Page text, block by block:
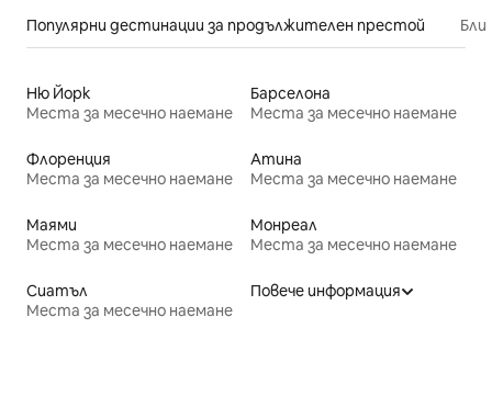
Популярни дестинации за продължителен престой
Ню Йорк
Места за месечно наемане
Барселона
Места за месечно наемане
Флоренция
Места за месечно наемане
Атина
Места за месечно наемане
Маями
Места за месечно наемане
Монреал
Места за месечно наемане
Сиатъл
Места за месечно наемане
Повече информация